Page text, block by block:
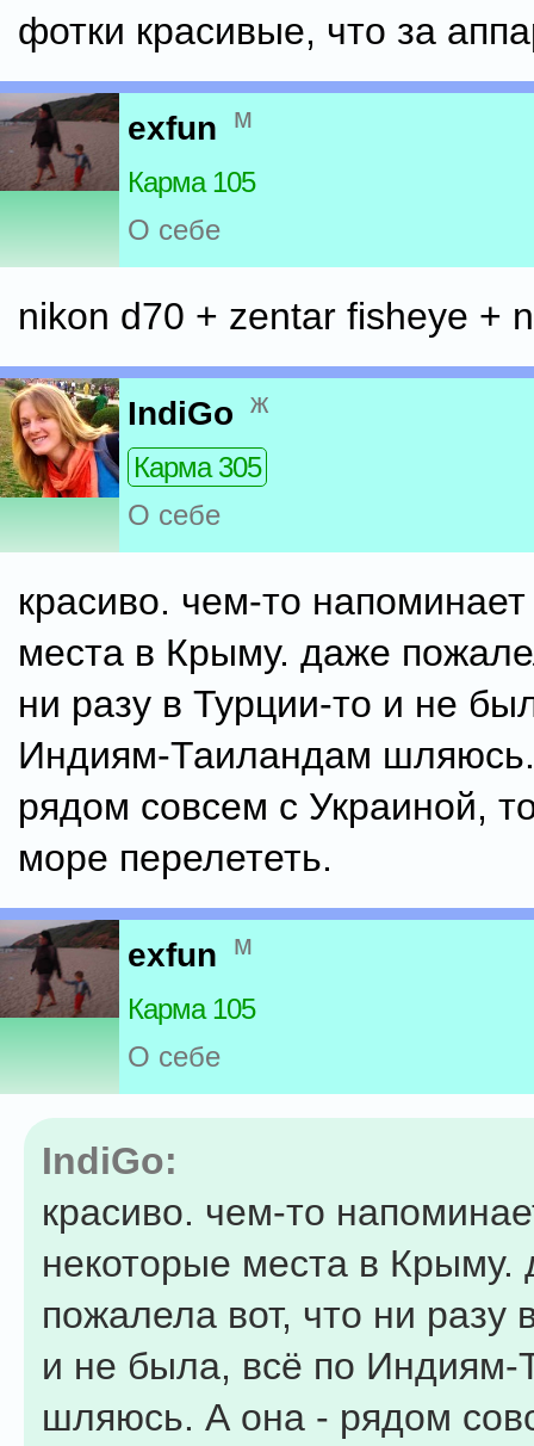
фотки красивые, что за
exfun м
Карма 105
О себе
nikon d70 + zentar fisheye +
IndiGo ж
Карма 305
О себе
красиво. чем-то
места в Крыму. даже
ни разу в Турции-то и не
Индиям-Таиландам
рядом совсем с Украиной,
море перелететь.
exfun м
Карма 105
О себе
IndiGo:
красиво. чем-то
некоторые места в Крыму.
пожалела вот, что ни разу
и не была, всё по Индиям-
шляюсь. А она - рядом